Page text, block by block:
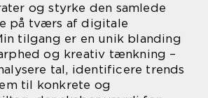
og styrke den samlede
på tværs af digitale
tilgang er en unik blanding
og kreativ tænkning –
tal, identificere trends
til konkrete og